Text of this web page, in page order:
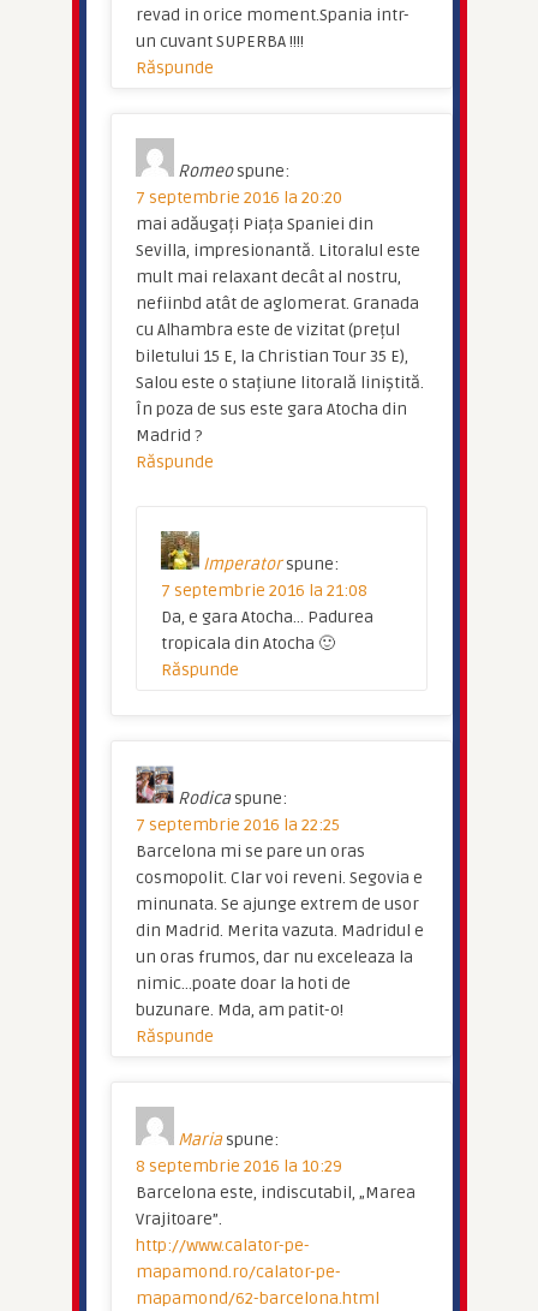
revad in orice moment.Spania intr-
un cuvant SUPERBA !!!!
Răspunde
Romeo spune:
7 septembrie 2016 la 20:20
mai adăugați Piața Spaniei din
Sevilla, impresionantă. Litoralul este
mult mai relaxant decât al nostru,
nefiinbd atât de aglomerat. Granada
cu Alhambra este de vizitat (prețul
biletului 15 E, la Christian Tour 35 E),
Salou este o stațiune litorală liniștită.
În poza de sus este gara Atocha din
Madrid ?
Răspunde
Imperator spune:
7 septembrie 2016 la 21:08
Da, e gara Atocha… Padurea
tropicala din Atocha 🙂
Răspunde
Rodica spune:
7 septembrie 2016 la 22:25
Barcelona mi se pare un oras
cosmopolit. Clar voi reveni. Segovia e
minunata. Se ajunge extrem de usor
din Madrid. Merita vazuta. Madridul e
un oras frumos, dar nu exceleaza la
nimic…poate doar la hoti de
buzunare. Mda, am patit-o!
Răspunde
Maria spune:
8 septembrie 2016 la 10:29
Barcelona este, indiscutabil, „Marea
Vrajitoare”.
http://www.calator-pe-
mapamond.ro/calator-pe-
mapamond/62-barcelona.html